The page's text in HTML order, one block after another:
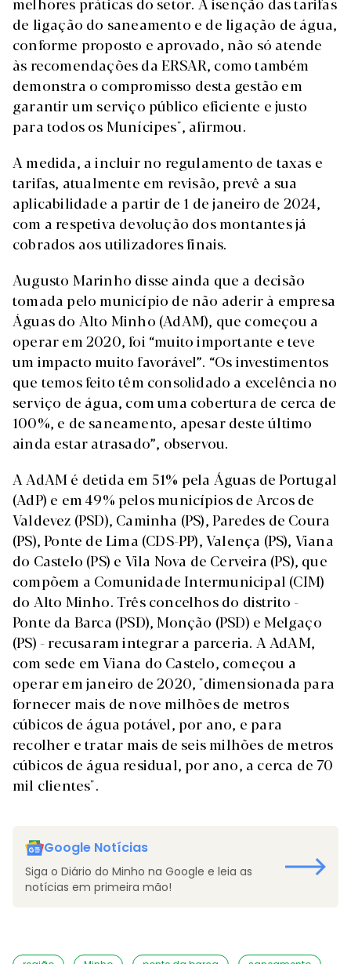
de ligação do saneamento e de ligação de água,
conforme proposto e aprovado, não só atende
às recomendações da ERSAR, como também
demonstra o compromisso desta gestão em
garantir um serviço público eficiente e justo
para todos os Munícipes", afirmou.
A medida, a incluir no regulamento de taxas e
tarifas, atualmente em revisão, prevê a sua
aplicabilidade a partir de 1 de janeiro de 2024,
com a respetiva devolução dos montantes já
cobrados aos utilizadores finais.
Augusto Marinho disse ainda que a decisão
tomada pelo município de não aderir à empresa
Águas do Alto Minho (AdAM), que começou a
operar em 2020, foi “muito importante e teve
um impacto muito favorável”. “Os investimentos
que temos feito têm consolidado a excelência no
serviço de água, com uma cobertura de cerca de
100%, e de saneamento, apesar deste último
ainda estar atrasado”, observou.
A AdAM é detida em 51% pela Águas de Portugal
(AdP) e em 49% pelos municípios de Arcos de
Valdevez (PSD), Caminha (PS), Paredes de Coura
(PS), Ponte de Lima (CDS-PP), Valença (PS), Viana
do Castelo (PS) e Vila Nova de Cerveira (PS), que
compõem a Comunidade Intermunicipal (CIM)
do Alto Minho. Três concelhos do distrito -
Ponte da Barca (PSD), Monção (PSD) e Melgaço
(PS) - recusaram integrar a parceria. A AdAM,
com sede em Viana do Castelo, começou a
operar em janeiro de 2020, "dimensionada para
fornecer mais de nove milhões de metros
cúbicos de água potável, por ano, e para
recolher e tratar mais de seis milhões de metros
cúbicos de água residual, por ano, a cerca de 70
mil clientes".
Google Notícias
Siga o Diário do Minho na Google e leia as
notícias em primeira mão!